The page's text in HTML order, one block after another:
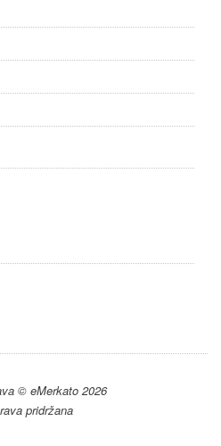
© eMerkato 2026
pridržana